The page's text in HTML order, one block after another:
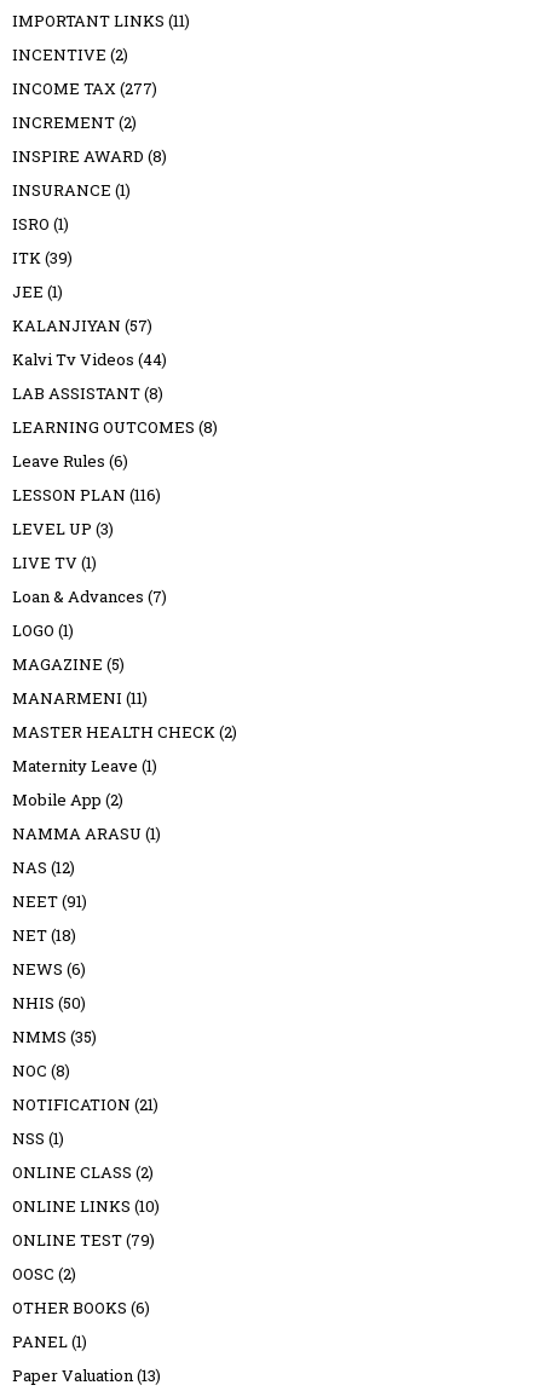
IMPORTANT LINKS (11)
INCENTIVE (2)
INCOME TAX(277)
INCREMENT(2)
INSPIRE AWARD (8)
INSURANCE (1)
ISRO (1)
ITK(39)
JEE (1)
KALANJIYAN (57)
Kalvi Tv Videos (44)
LAB ASSISTANT(8)
LEARNING OUTCOMES (8)
Leave Rules (6)
LESSON PLAN (116)
LEVEL UP (3)
LIVE TV(1)
Loan & Advances (7)
LOGO (1)
MAGAZINE (5)
MANARMENI (11)
MASTER HEALTH CHECK(2)
Maternity Leave (1)
Mobile App (2)
NAMMA ARASU (1)
NAS (12)
NEET(91)
NET(18)
NEWS (6)
NHIS (50)
NMMS (35)
NOC (8)
NOTIFICATION (21)
NSS (1)
ONLINE CLASS (2)
ONLINE LINKS (10)
ONLINE TEST(79)
OOSC (2)
OTHER BOOKS (6)
PANEL(1)
Paper Valuation(13)